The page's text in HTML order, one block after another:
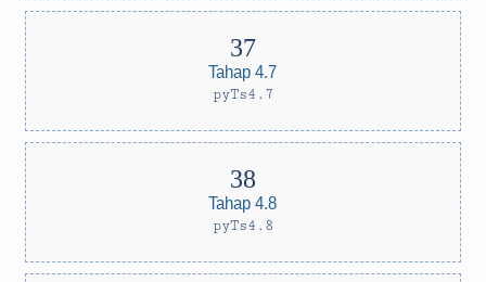
Tahap 4.7
pyTs4.7
Tahap 4.8
pyTs4.8